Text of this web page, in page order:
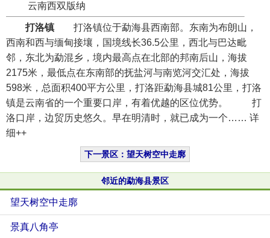
云南西双版纳
打洛镇 打洛镇位于勐海县西南部。东南为布朗山，
西南和西与缅甸接壤，国境线长36.5公里，西北与巴达毗
邻，东北为勐混乡，境内最高点在北部的邦南后山，海拔
2175米，最低点在东南部的抚盐河与南览河交汇处，海拔
598米，总面积400平方公里，打洛距勐海县城81公里，打洛
镇是云南省的一个重要口岸，有着优越的区位优势。 打
洛口岸，边贸历史悠久。早在明清时，就已成为一个…… 详
细++
下一景区：望天树空中走廓
邻近的勐海县景区
望天树空中走廓
景真八角亭